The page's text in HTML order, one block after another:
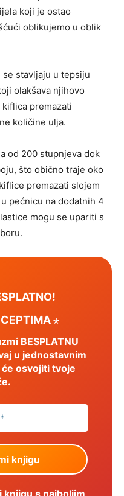
koji je ostao
oblikujemo u oblik
stavljaju u tepsiju
olakšava njihovo
premazati
količine ulja.
od 200 stupnjeva dok
što obično traje oko
premazati slojem
pećnicu na dodatnih 4
mogu se upariti s
⋆
BESPLATNU
u jednostavnim
osvojiti tvoje